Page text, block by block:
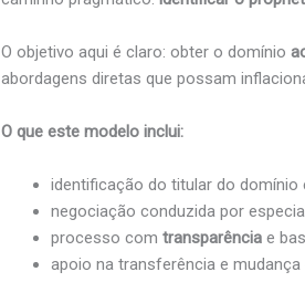
O objetivo aqui é claro: obter o domínio
abordagens diretas que possam
O que este modelo inclui:
identificação do titular do
negociação conduzida por
processo comtransparência e
apoio na transferência e mudança